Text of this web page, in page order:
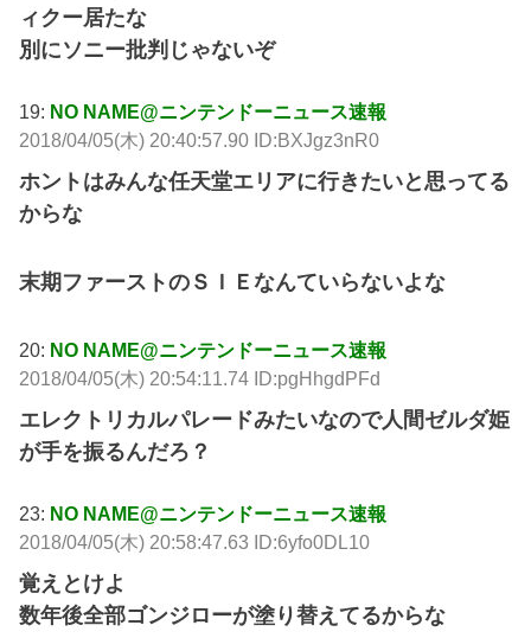
ィクー居たな
別にソニー批判じゃないぞ
19: NO NAME@ニンテンドーニュース速報
2018/04/05(木) 20:40:57.90 ID:BXJgz3nR0
ホントはみんな任天堂エリアに行きたいと思ってる
からな
末期ファーストのＳＩＥなんていらないよな
20: NO NAME@ニンテンドーニュース速報
2018/04/05(木) 20:54:11.74 ID:pgHhgdPFd
エレクトリカルパレードみたいなので人間ゼルダ姫
が手を振るんだろ？
23: NO NAME@ニンテンドーニュース速報
2018/04/05(木) 20:58:47.63 ID:6yfo0DL10
覚えとけよ
数年後全部ゴンジローが塗り替えてるからな